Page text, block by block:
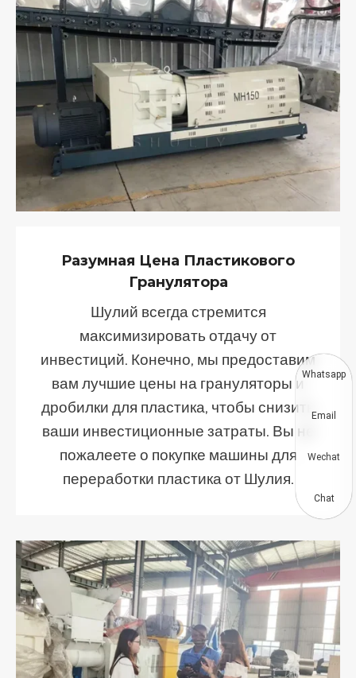
Разумная Цена Пластикового
Гранулятора
Шулий всегда стремится
максимизировать отдачу от
инвестиций. Конечно, мы предоставим
вам лучшие цены на грануляторы и
дробилки для пластика, чтобы снизить
ваши инвестиционные затраты. Вы не
пожалеете о покупке машины для
переработки пластика от Шулия.
Whatsapp
Email
Wechat
Chat